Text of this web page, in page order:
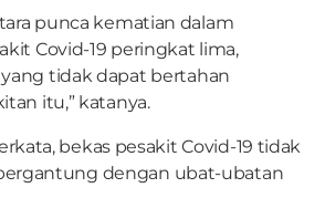
punca kematian dalam
Covid-19 peringkat lima,
tidak dapat bertahan
itu,” katanya.
bekas pesakit Covid-19 tidak
dengan ubat-ubatan